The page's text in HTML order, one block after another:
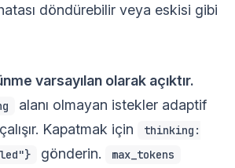
döndürebilir veya eskisi gibi
varsayılan olarak açıktır.
alanı olmayan istekler adaptif
Kapatmak için
thinking:
gönderin. max_tokens